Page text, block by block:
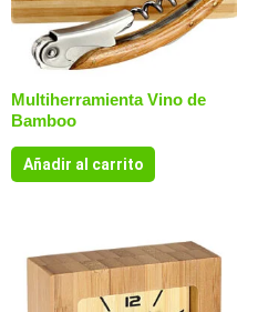
Multiherramienta Vino de
Bamboo
Añadir al carrito